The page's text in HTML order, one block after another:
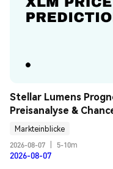
Stellar Lumens
Preisanalyse &
Markteinblicke
2026-08-07
5-10m
2026-08-07